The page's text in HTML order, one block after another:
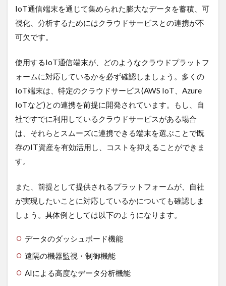
IoT通信端末を通じて集められた膨大なデータを蓄積、可
視化、分析するためにはクラウドサービスとの連携が不
可欠です。
使用するIoT通信端末が、どのようなクラウドプラットフ
ォームに対応しているかを必ず確認しましょう。多くの
IoT端末は、特定のクラウドサービス(AWS IoT、Azure
IoTなど)との連携を前提に開発されています。もし、自
社ですでに利用しているクラウドサービスがある場合
は、それらとスムーズに連携できる端末を選ぶことで既
存のIT資産を有効活用し、コストを抑えることができま
す。
また、前提として提供されるプラットフォームが、自社
が実現したいことに対応しているかについても確認しま
しょう。具体例としては以下のようになります。
データのダッシュボード機能
遠隔の機器監視・制御機能
AIによる高度なデータ分析機能